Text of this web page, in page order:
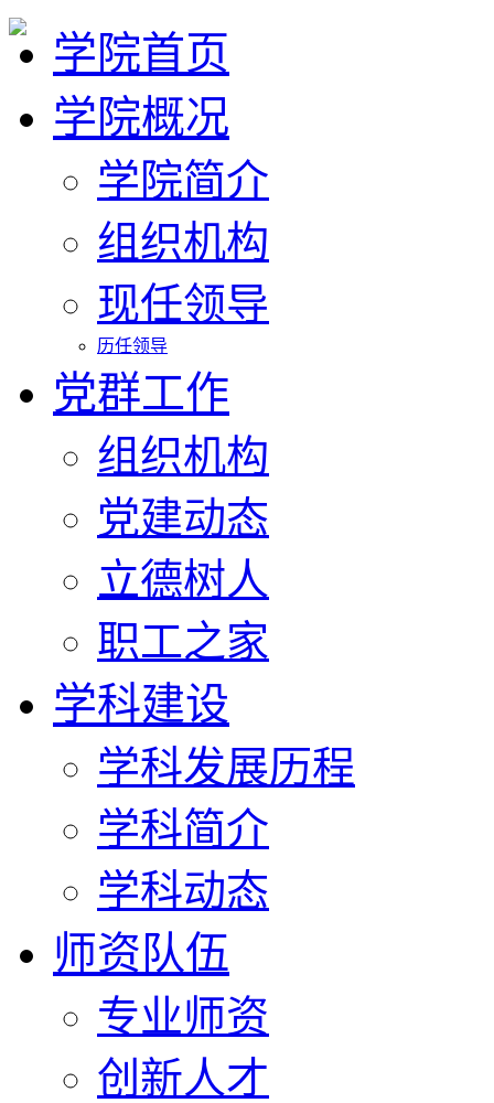
学院首页
学院概况
学院简介
组织机构
现任领导
历任领导
党群工作
组织机构
党建动态
立德树人
职工之家
学科建设
学科发展历程
学科简介
学科动态
师资队伍
专业师资
创新人才